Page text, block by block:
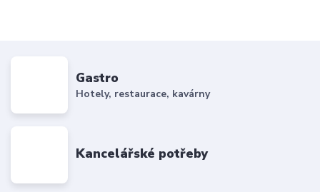
Gastro
Hotely, restaurace, kavárny
Kancelářské potřeby